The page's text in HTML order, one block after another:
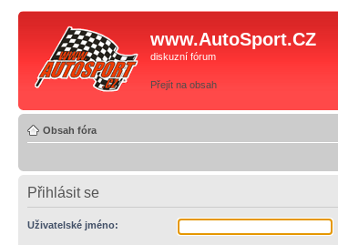
www.AutoSport.CZ
diskuzní fórum
Přejít na obsah
Obsah fóra
Přihlásit se
Uživatelské jméno: